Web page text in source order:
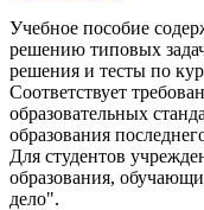
Учебное пособие
решению типовых
решения и тесты по
Соответствует
образовательных
образования
Для студентов
образования,
дело".